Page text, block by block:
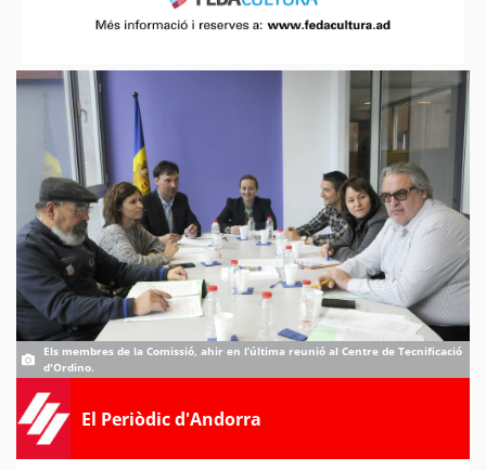
Els membres de la Comissió, ahir en l’última reunió al Centre de Tecnificació
d'Ordino.
El Periòdic d'Andorra